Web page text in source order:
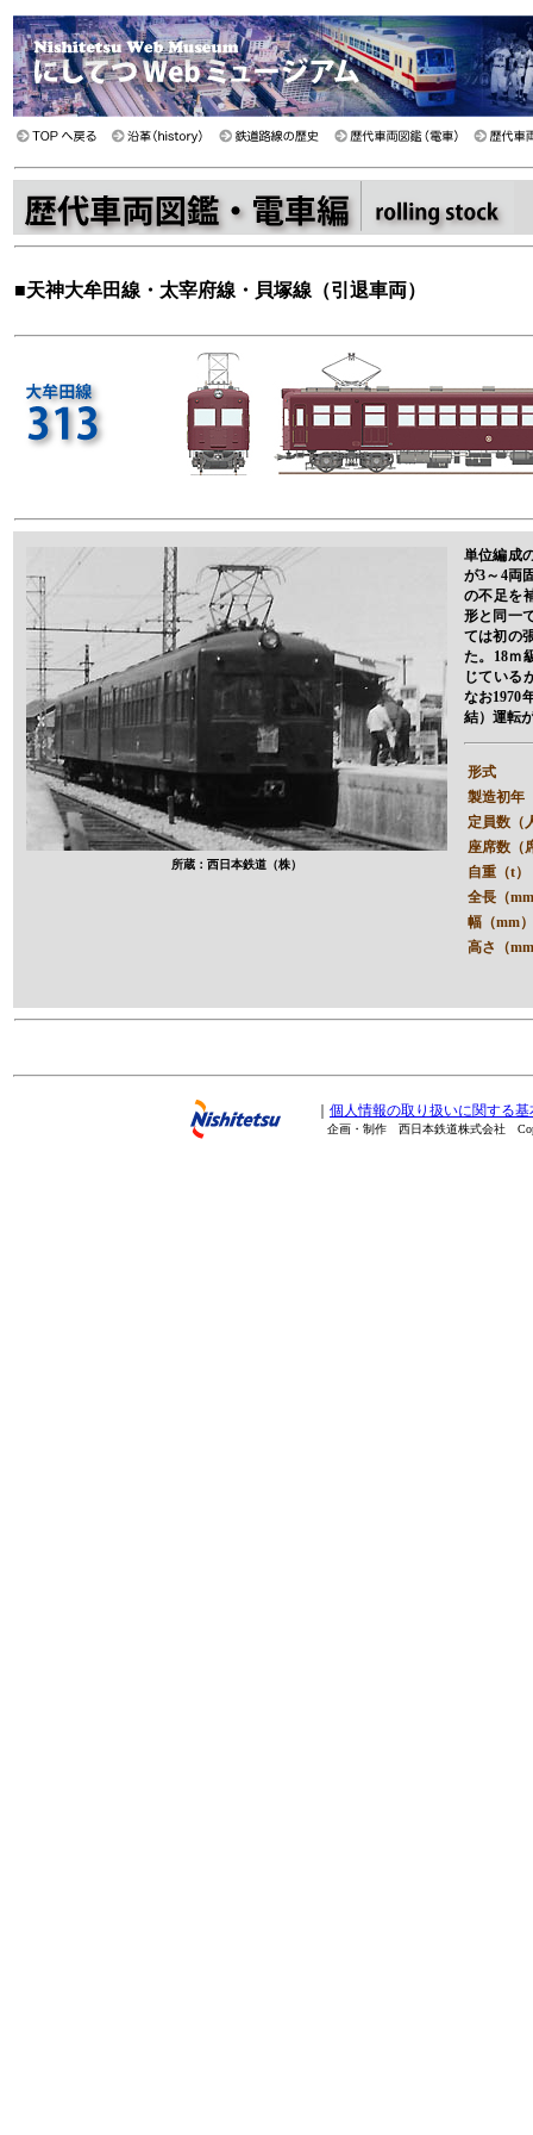
■天神大牟田線・太宰府線・貝塚線（引退車両）
所蔵：西日本鉄道（株）
単位編成
が3～4両
の不足を
形と同一
ては初の
た。18ｍ
じている
なお1970
結）運転
形式
製造初年
定員数（
座席数（
自重（t）
全長（
幅（mm）
高さ（
個人情報の取り扱いに関する基
企画・制作 西日本鉄道株式会社